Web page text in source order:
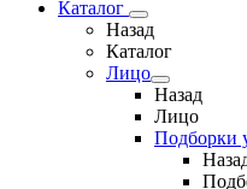
Каталог
Назад
Каталог
Лицо
Назад
Лицо
Подборки